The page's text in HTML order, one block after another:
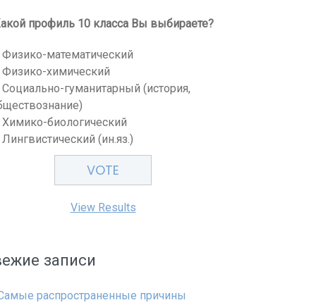
профиль 10 класса Вы выбираете?
Физико-математический
Физико-химический
Социально-гуманитарный (история,
Химико-биологический
Лингвистический (ин.яз.)
View Results
записи
распространенные причины